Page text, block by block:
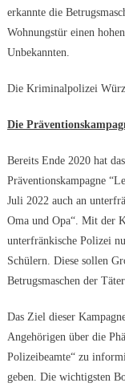
erkannte die
Wohnungstür einen
Unbekannten.
Die Kriminalpolizei
Die
Bereits Ende 2020 hat
Präventionskampagne
Juli 2022 auch an
Oma und Opa“. Mit der
unterfränkische Polizei
Schülern. Diese sollen
Betrugsmaschen der
Das Ziel dieser
Angehörigen über die
Polizeibeamte“ zu
geben. Die wichtigsten